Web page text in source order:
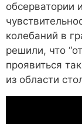
обсерватории
колебаний в
решили, что
проявиться
из области